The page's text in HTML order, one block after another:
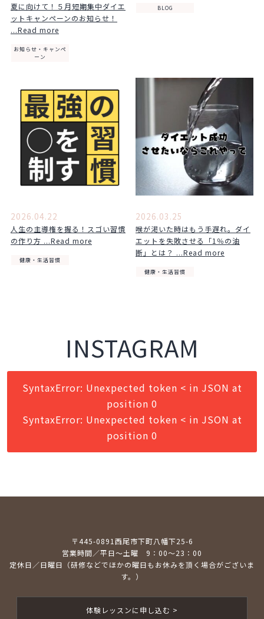
夏に向けて！５月短期集中ダイエ
ットキャンペーンのお知らせ！
...Read more
お知らせ・キャンペ
ーン
BLOG
2026.04.22
人生の主導権を握る！スゴい習慣
の作り方 ...Read more
健康・生活習慣
2026.03.25
喉が渇いた時はもう手遅れ。ダイ
エットを失敗させる「1％の油
断」とは？ ...Read more
健康・生活習慣
INSTAGRAM
SyntaxError: Unexpected token < in JSON at
position 0
SyntaxError: Unexpected token < in JSON at
position 0
〒445-0891西尾市下町八幡下25-6
営業時間／平日～土曜 9：00～23：00
定休日／日曜日（研修などでほかの曜日もお休みを頂く場合がございま
す。）
体験レッスンに申し込む >